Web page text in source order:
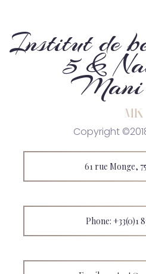
Institut de
5 &
Mani
Copyright
61 rue Monge,
Phone: +33(0)1